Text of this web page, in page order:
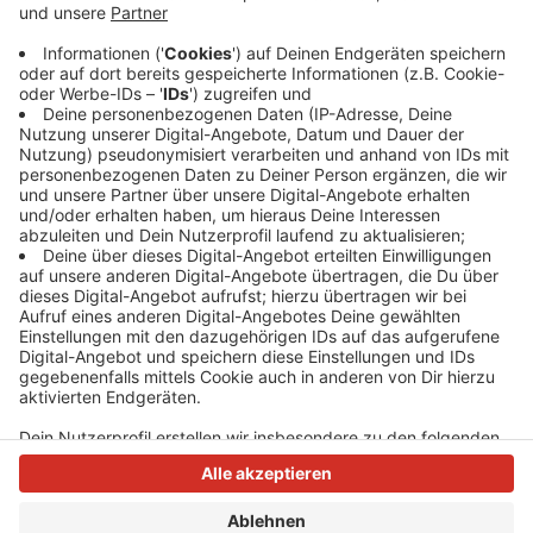
Verletzt wurde bei dem Feuer niemand. Alle Besucher
haben das Gelände sicher verlassen können. Heute
wird das Heljensbad aber auf keinen Fall mehr öffnen,
sagt ein Sprecher. Einzelheiten zum Brand will die
Feuerwehr später veröffentlichen.
Anzeige
Anzeige